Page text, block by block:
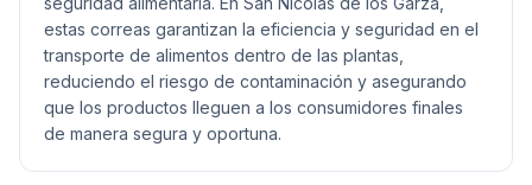
estas correas garantizan la eficiencia y seguridad en el
transporte de alimentos dentro de las plantas,
reduciendo el riesgo de contaminación y asegurando
que los productos lleguen a los consumidores finales
de manera segura y oportuna.